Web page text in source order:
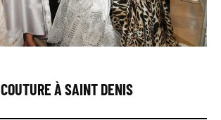
À SAINT DENIS